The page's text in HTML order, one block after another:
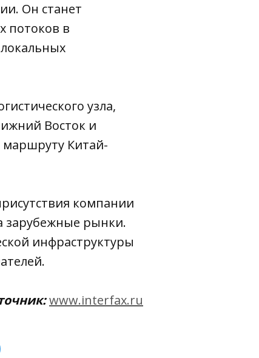
Он станет
потоков в
узла,
Восток и
маршруту Китай-
компании
зарубежные рынки.
инфраструктуры
www.interfax.ru